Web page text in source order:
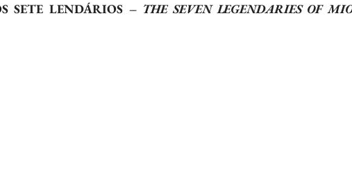
SETE LENDÁRIOS – THE SEVEN LEGENDARIES OF